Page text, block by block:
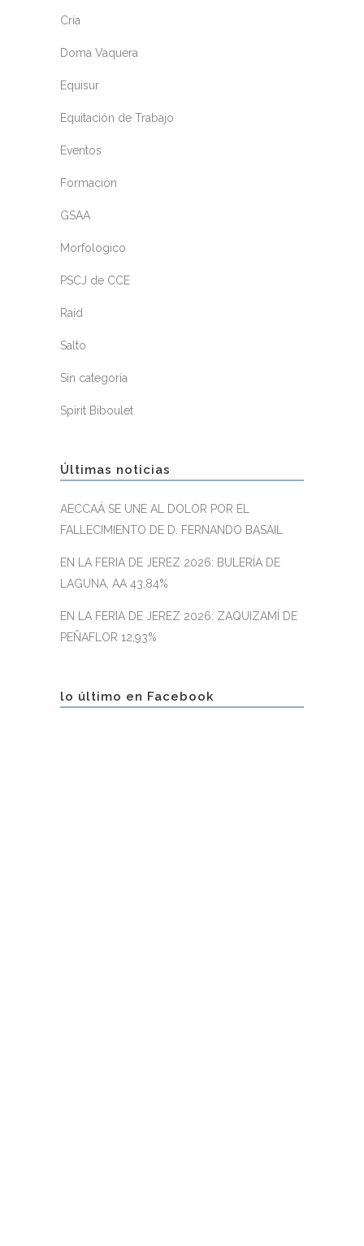
Cría
Doma Vaquera
Equisur
Equitación de Trabajo
Eventos
Formación
GSAA
Morfologico
PSCJ de CCE
Raid
Salto
Sin categoría
Spirit Biboulet
Últimas noticias
AECCAÁ SE UNE AL DOLOR POR EL
FALLECIMIENTO DE D. FERNANDO BASAIL
EN LA FERIA DE JEREZ 2026: BULERÍA DE
LAGUNA, AA 43,84%
EN LA FERIA DE JEREZ 2026: ZAQUIZAMÍ DE
PEÑAFLOR 12,93%
lo último en Facebook